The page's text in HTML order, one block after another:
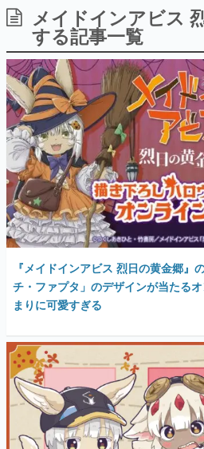
ゲーム開発者・hamatsu
具体的な形から解き明か
です。
ゲームが変えた日本
「経験値」「裏技」「ラ
の起源や用法の変遷を、
イニーP氏が徹底調査。
カテゴリ
特集記事
マンガ
女性向け
アプリレビュー
その他
電ファミニコゲーマーとは？
運営：株式会社マレ
メイドインアビス
する記事一覧
『メイドインアビス 烈日の黄金郷』
チ・ファプタ」のデザインが当たる
まりに可愛すぎる